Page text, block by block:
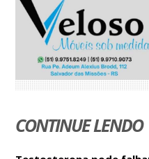
CONTINUE LENDO